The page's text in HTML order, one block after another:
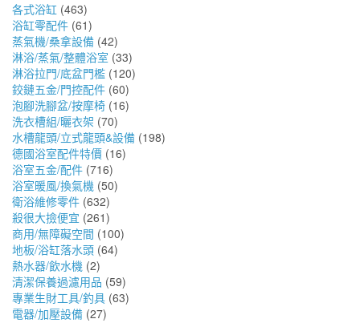
各式浴缸 (463)
浴缸零配件 (61)
蒸氣機/桑拿設備 (42)
淋浴/蒸氣/整體浴室 (33)
淋浴拉門/底盆門檻 (120)
鉸鏈五金/門控配件 (60)
泡腳洗腳盆/按摩椅 (16)
洗衣槽組/曬衣架 (70)
水槽龍頭/立式龍頭&設備 (198)
德國浴室配件特價 (16)
浴室五金/配件 (716)
浴室暖風/換氣機 (50)
衛浴維修零件 (632)
殺很大撿便宜 (261)
商用/無障礙空間 (100)
地板/浴缸落水頭 (64)
熱水器/飲水機 (2)
清潔保養過濾用品 (59)
專業生財工具/釣具 (63)
電器/加壓設備 (27)